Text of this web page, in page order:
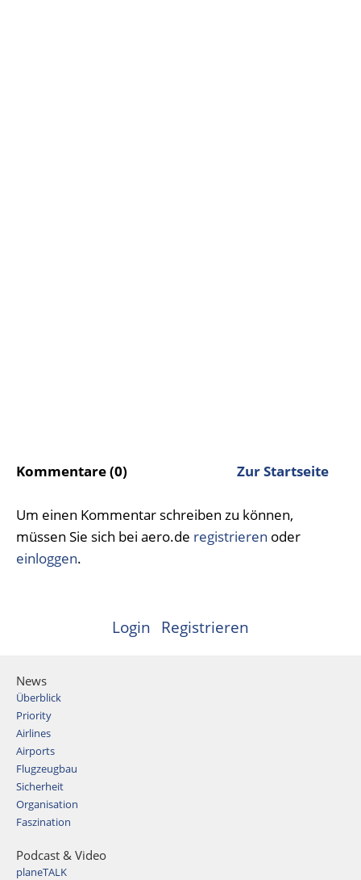
Kommentare (0) Zur Startseite
Um einen Kommentar schreiben zu können,
müssen Sie sich bei aero.de registrieren oder
einloggen.
Login Registrieren
News
Überblick
Priority
Airlines
Airports
Flugzeugbau
Sicherheit
Organisation
Faszination
Podcast & Video
planeTALK